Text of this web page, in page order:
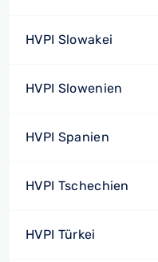
HVPI Slowakei
HVPI Slowenien
HVPI Spanien
HVPI Tschechien
HVPI Türkei